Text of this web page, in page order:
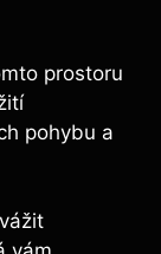
prostoru
pohybu a